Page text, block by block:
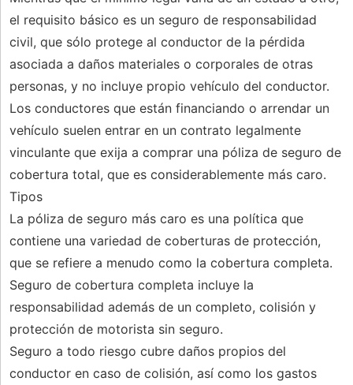
el requisito básico es un seguro de responsabilidad
civil, que sólo protege al conductor de la pérdida
asociada a daños materiales o corporales de otras
personas, y no incluye propio vehículo del conductor.
Los conductores que están financiando o arrendar un
vehículo suelen entrar en un contrato legalmente
vinculante que exija a comprar una póliza de seguro de
cobertura total, que es considerablemente más caro.
Tipos
La póliza de seguro más caro es una política que
contiene una variedad de coberturas de protección,
que se refiere a menudo como la cobertura completa.
Seguro de cobertura completa incluye la
responsabilidad además de un completo, colisión y
protección de motorista sin seguro.
Seguro a todo riesgo cubre daños propios del
conductor en caso de colisión, así como los gastos